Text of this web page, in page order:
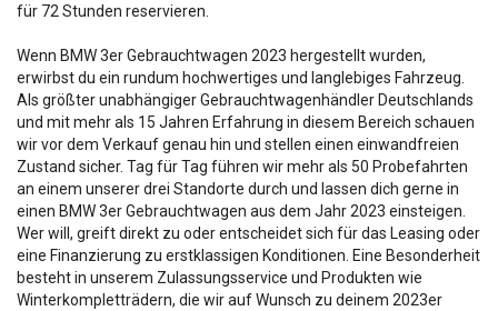
für 72 Stunden reservieren.
Wenn BMW 3er Gebrauchtwagen 2023 hergestellt wurden,
erwirbst du ein rundum hochwertiges und langlebiges Fahrzeug.
Als größter unabhängiger Gebrauchtwagenhändler Deutschlands
und mit mehr als 15 Jahren Erfahrung in diesem Bereich schauen
wir vor dem Verkauf genau hin und stellen einen einwandfreien
Zustand sicher. Tag für Tag führen wir mehr als 50 Probefahrten
an einem unserer drei Standorte durch und lassen dich gerne in
einen BMW 3er Gebrauchtwagen aus dem Jahr 2023 einsteigen.
Wer will, greift direkt zu oder entscheidet sich für das Leasing oder
eine Finanzierung zu erstklassigen Konditionen. Eine Besonderheit
besteht in unserem Zulassungsservice und Produkten wie
Winterkompletträdern, die wir auf Wunsch zu deinem 2023er